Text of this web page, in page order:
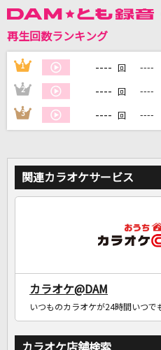
再生回数ランキング
1 ---- 回 ----
2 ---- 回 ----
3 ---- 回 ----
関連カラオケサービス
カラオケ@DAM
いつものカラオケが24時間いつで
カラオケ店舗検索